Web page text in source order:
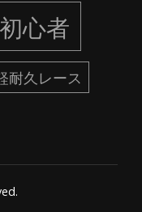
初心者
耐久レース